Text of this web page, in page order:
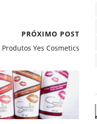
PRÓXIMO POST
Yes Cosmetics